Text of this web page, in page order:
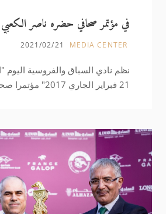
في مؤتمر صحافي حضره ناصر
راع لجائزة السيف الفضي لسمو الأمير
MEDIA CENTER
2021/02/21
نظم نادي السباق والفروسية اليوم
21 فبراير الجاري
البلاد المفدى